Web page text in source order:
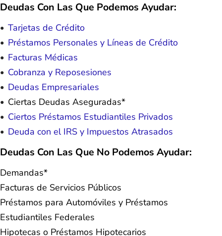
Deudas Con Las Que Podemos Ayudar:
Tarjetas de Crédito
Préstamos Personales y Líneas de Crédito
Facturas Médicas
Cobranza y Reposesiones
Deudas Empresariales
Ciertas Deudas Aseguradas*
Ciertos Préstamos Estudiantiles Privados
Deuda con el IRS y Impuestos Atrasados
Deudas Con Las Que No Podemos Ayudar:
Demandas*
Facturas de Servicios Públicos
Préstamos para Automóviles y Préstamos
Estudiantiles Federales
Hipotecas o Préstamos Hipotecarios